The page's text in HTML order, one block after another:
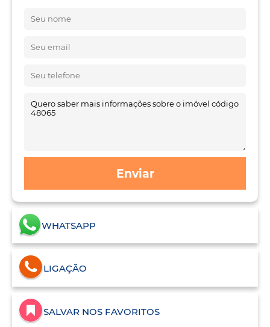
Enviar
WHATSAPP
LIGAÇÃO
SALVAR NOS FAVORITOS